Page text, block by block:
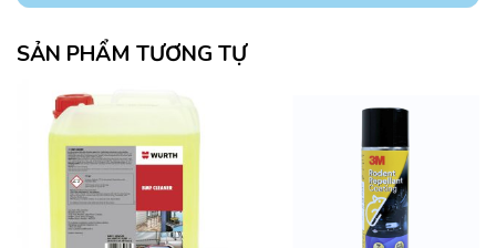
SẢN PHẨM TƯƠNG TỰ